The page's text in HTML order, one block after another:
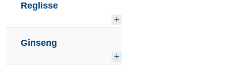
Reglisse
Ginseng